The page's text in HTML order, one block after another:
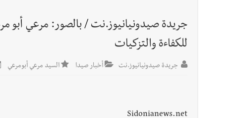
جريدة صيدونيانيوز.نت / بالصور: مرعي أبو
للكفاءة والتزكيات
جريدة صيدونيانيوز.نت أخبار صيدا السيد مرعي أبومرعي
Sidonianews.net